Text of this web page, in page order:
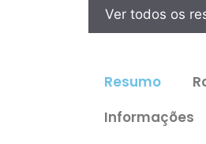
Ver todos os
Resumo
Informações